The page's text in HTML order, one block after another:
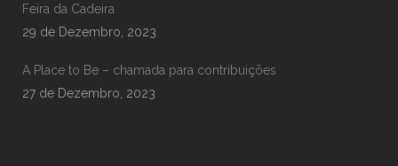
Feira da Cadeira
29 de Dezembro, 2023
A Place to Be – chamada para contribuições
27 de Dezembro, 2023